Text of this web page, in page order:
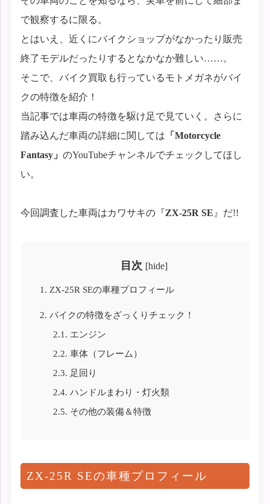
で観察するに限る。
とはいえ、近くにバイクショップがなかったり販売
終了モデルだったりするとなかなか難しい……。
そこで、バイク買取も行っているモトメガネがバイ
クの特徴を紹介！
当記事では車両の特徴を駆け足で見ていく。さらに
踏み込んだ車両の詳細に関しては 「Motorcycle
Fantasy」のYouTubeチャンネルでチェックしてほし
い。
今回調査した車両はカワサキの『ZX-25R SE 』だ!!
目次 [hide]
1. ZX-25R SEの車種プロフィール
2. バイクの特徴をざっくりチェック！
2.1. エンジン
2.2. 車体（フレーム）
2.3. 足回り
2.4. ハンドルまわり・灯火類
2.5. その他の装備＆特徴
ZX-25R SEの車種プロフィール